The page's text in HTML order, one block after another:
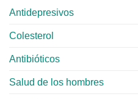
Antidepresivos
Colesterol
Antibióticos
Salud de los hombres